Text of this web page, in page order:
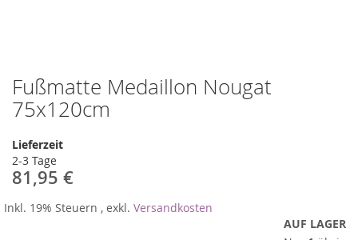
Fußmatte Medaillon Nougat
75x120cm
Lieferzeit
2-3 Tage
81,95 €
Inkl. 19% Steuern , exkl. Versandkosten
AUF LAGER
Zum
Anfang
der
springen